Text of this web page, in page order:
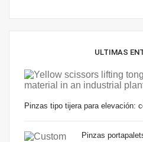
ULTIMAS
Pinzas tipo tijera para elevación:
Pinzas